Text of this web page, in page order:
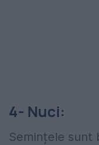
4- Nuci:
Semințele sunt